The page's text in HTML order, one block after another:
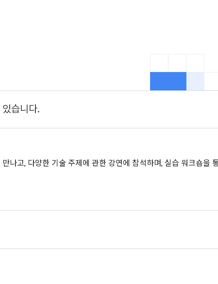
습니다.
만나고, 다양한 기술 주제에 관한 강연에 참석하며, 실습 워크숍을